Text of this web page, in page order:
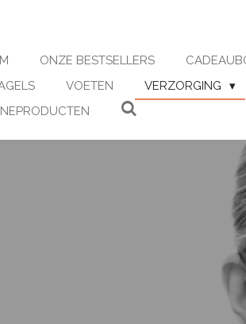
ONZE BESTSELLERS
VOETEN VERZORGING